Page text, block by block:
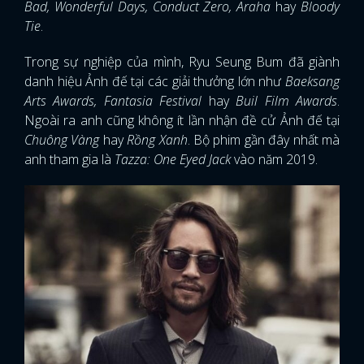
Bad, Wonderful Days, Conduct Zero, Araha hayBloody
Tie.
Trong sự nghiệp của mình, Ryu Seung Bum đã giành
danh hiệu Ảnh đế tại các giải thưởng lớn như Baeksang
Arts Awards, Fantasia Festival hayBuil Film Awards.
Ngoài ra anh cũng không ít lần nhận đề cử Ảnh đế tại
Chuông Vàng hayRồng Xanh. Bộ phim gần đây nhất mà
anh tham gia là Tazza: One Eyed Jackvào năm 2019.